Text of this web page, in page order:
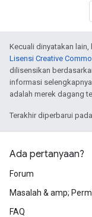
Kecuali dinyatakan
Lisensi Creative
dilisensikan
informasi
adalah merek dagang
Terakhir diperbarui
Ada pertanyaan?
Forum
Masalah & amp;
FAQ